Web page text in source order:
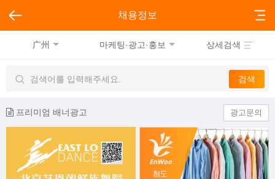
채용정보
广州 마케팅·광고·홍보 상세검색
프리미엄 배너광고 광고문의